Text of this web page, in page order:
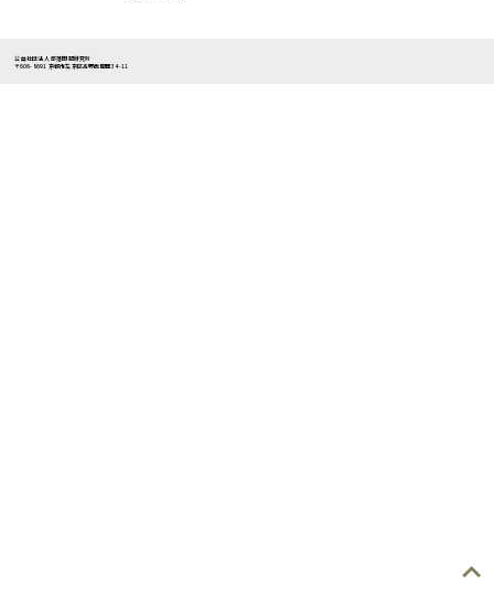
公益社団法人 部落問題研究所
〒606-8691 京都市左京区高野西開町34-11